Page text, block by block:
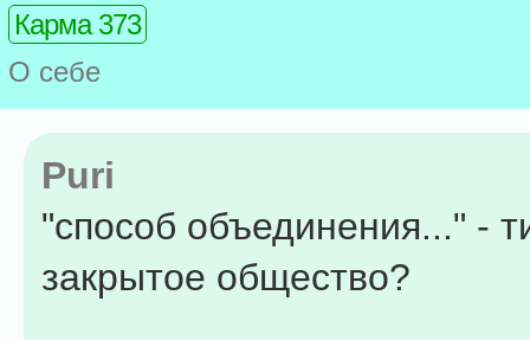
Карма 373
О себе
Puri
"способ объединения..." -
закрытое общество?